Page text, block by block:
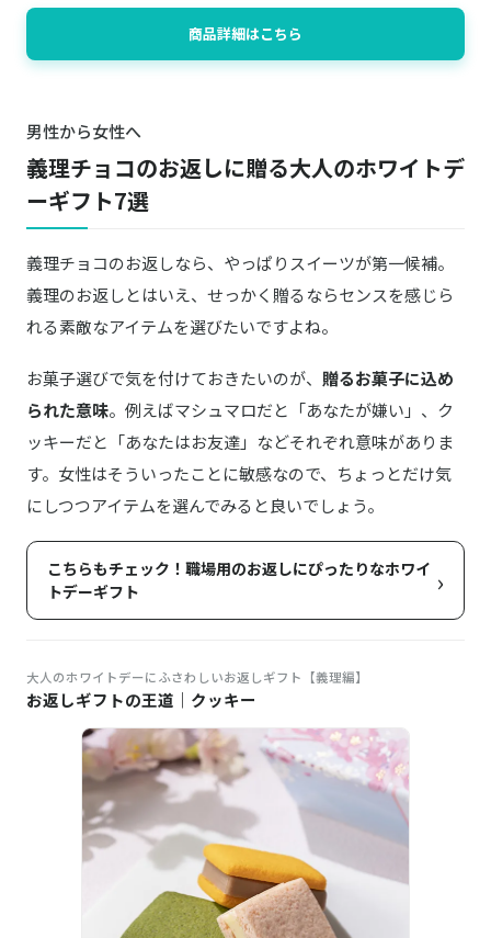
商品詳細はこちら
男性から女性へ
義理チョコのお返しに贈る大人のホワイトデ
ーギフト7選
義理チョコのお返しなら、やっぱりスイーツが第一候補。
義理のお返しとはいえ、せっかく贈るならセンスを感じら
れる素敵なアイテムを選びたいですよね。
お菓子選びで気を付けておきたいのが、 贈るお菓子に込め
られた意味。例えばマシュマロだと「あなたが嫌い」、ク
ッキーだと「あなたはお友達」などそれぞれ意味がありま
す。女性はそういったことに敏感なので、ちょっとだけ気
にしつつアイテムを選んでみると良いでしょう。
こちらもチェック！職場用のお返しにぴったりなホワイ
トデーギフト
›
大人のホワイトデーにふさわしいお返しギフト【義理編】
お返しギフトの王道｜クッキー